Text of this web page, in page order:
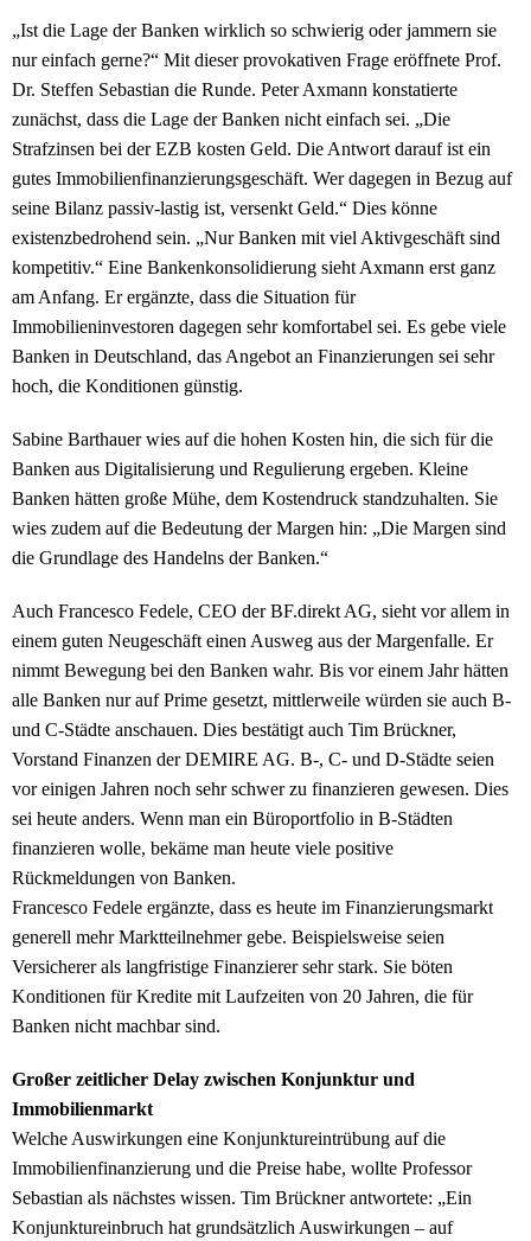
„Ist die Lage der Banken wirklich so schwierig oder jammern sie
nur einfach gerne?“ Mit dieser provokativen Frage eröffnete Prof.
Dr. Steffen Sebastian die Runde. Peter Axmann konstatierte
zunächst, dass die Lage der Banken nicht einfach sei. „Die
Strafzinsen bei der EZB kosten Geld. Die Antwort darauf ist ein
gutes Immobilienfinanzierungsgeschäft. Wer dagegen in Bezug auf
seine Bilanz passiv-lastig ist, versenkt Geld.“ Dies könne
existenzbedrohend sein. „Nur Banken mit viel Aktivgeschäft sind
kompetitiv.“ Eine Bankenkonsolidierung sieht Axmann erst ganz
am Anfang. Er ergänzte, dass die Situation für
Immobilieninvestoren dagegen sehr komfortabel sei. Es gebe viele
Banken in Deutschland, das Angebot an Finanzierungen sei sehr
hoch, die Konditionen günstig.
Sabine Barthauer wies auf die hohen Kosten hin, die sich für die
Banken aus Digitalisierung und Regulierung ergeben. Kleine
Banken hätten große Mühe, dem Kostendruck standzuhalten. Sie
wies zudem auf die Bedeutung der Margen hin: „Die Margen sind
die Grundlage des Handelns der Banken.“
Auch Francesco Fedele, CEO der BF.direkt AG, sieht vor allem in
einem guten Neugeschäft einen Ausweg aus der Margenfalle. Er
nimmt Bewegung bei den Banken wahr. Bis vor einem Jahr hätten
alle Banken nur auf Prime gesetzt, mittlerweile würden sie auch B-
und C-Städte anschauen. Dies bestätigt auch Tim Brückner,
Vorstand Finanzen der DEMIRE AG. B-, C- und D-Städte seien
vor einigen Jahren noch sehr schwer zu finanzieren gewesen. Dies
sei heute anders. Wenn man ein Büroportfolio in B-Städten
finanzieren wolle, bekäme man heute viele positive
Rückmeldungen von Banken.
Francesco Fedele ergänzte, dass es heute im Finanzierungsmarkt
generell mehr Marktteilnehmer gebe. Beispielsweise seien
Versicherer als langfristige Finanzierer sehr stark. Sie böten
Konditionen für Kredite mit Laufzeiten von 20 Jahren, die für
Banken nicht machbar sind.
Großer zeitlicher Delay zwischen Konjunktur und
Immobilienmarkt
Welche Auswirkungen eine Konjunktureintrübung auf die
Immobilienfinanzierung und die Preise habe, wollte Professor
Sebastian als nächstes wissen. Tim Brückner antwortete: „Ein
Konjunktureinbruch hat grundsätzlich Auswirkungen – auf